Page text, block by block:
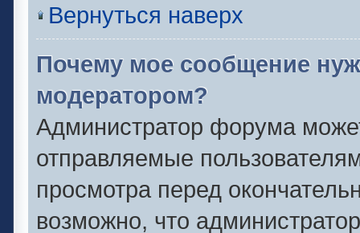
Вернуться наверх
Почему мое сообщение
модератором?
Администратор форума
отправляемые
просмотра перед
возможно, что